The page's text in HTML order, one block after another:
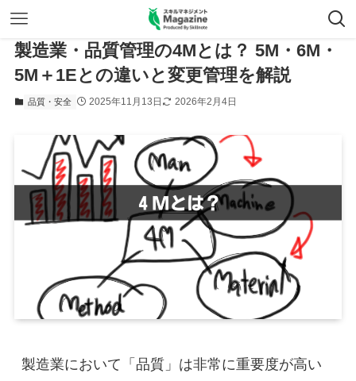
製造業・品質管理の4Mとは？ 5M・6M・
5M＋1Eとの違いと変更管理を解説
品質・安全 2025年11月13日 2026年2月4日
製造業において「品質」は非常に重要度が高い